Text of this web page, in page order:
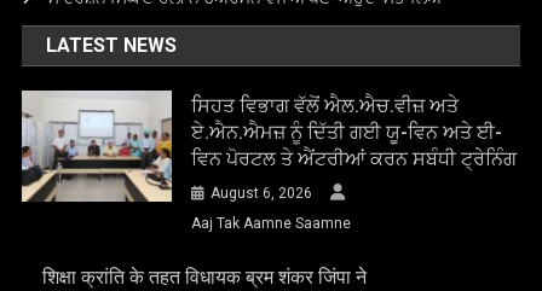
LATEST NEWS
ਸਿਹਤ ਵਿਭਾਗ ਵੱਲੋਂ ਐਲ.ਐਚ.ਵੀਜ਼ ਅਤੇ
ਏ.ਐਨ.ਐਮਜ਼ ਨੂੰ ਦਿੱਤੀ ਗਈ ਯੂ-ਵਿਨ ਅਤੇ ਈ-
ਵਿਨ ਪੋਰਟਲ ਤੇ ਐਂਟਰੀਆਂ ਕਰਨ ਸਬੰਧੀ ਟ੍ਰੇਨਿੰਗ
August 6, 2026
Aaj Tak Aamne Saamne
शिक्षा क्रांति के तहत विधायक ब्रम शंकर जिंपा ने